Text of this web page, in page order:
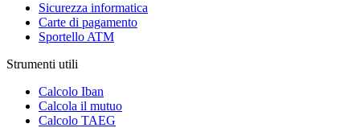
Sicurezza informatica
Carte di pagamento
Sportello ATM
Strumenti utili
Calcolo Iban
Calcola il mutuo
Calcolo TAEG